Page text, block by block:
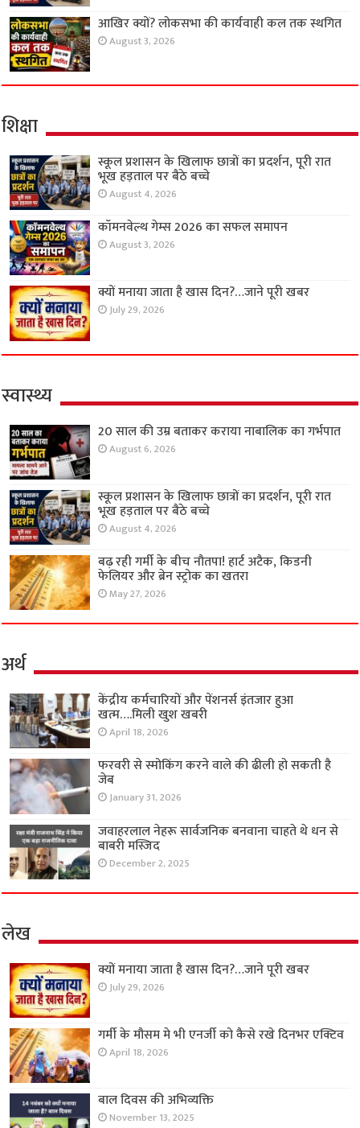
आखिर क्यों? लोकसभा की कार्यवाही कल तक स्थगित
August 3, 2026
शिक्षा
स्कूल प्रशासन के खिलाफ छात्रों का प्रदर्शन, पूरी रात
भूख हड़ताल पर बैठे बच्चे
August 4, 2026
कॉमनवेल्थ गेम्स 2026 का सफल समापन
August 3, 2026
क्यों मनाया जाता है खास दिन?…जाने पूरी खबर
July 29, 2026
स्वास्थ्य
20 साल की उम्र बताकर कराया नाबालिक का गर्भपात
August 6, 2026
स्कूल प्रशासन के खिलाफ छात्रों का प्रदर्शन, पूरी रात
भूख हड़ताल पर बैठे बच्चे
August 4, 2026
बढ़ रही गर्मी के बीच नौतपा! हार्ट अटैक, किडनी
फेलियर और ब्रेन स्ट्रोक का खतरा
May 27, 2026
अर्थ
केंद्रीय कर्मचारियों और पेंशनर्स इंतजार हुआ
खत्म….मिली खुश खबरी
April 18, 2026
फरवरी से स्मोकिंग करने वाले की ढीली हो सकती है
जेब
January 31, 2026
जवाहरलाल नेहरू सार्वजनिक बनवाना चाहते थे धन से
बाबरी मस्जिद
December 2, 2025
लेख
क्यों मनाया जाता है खास दिन?…जाने पूरी खबर
July 29, 2026
गर्मी के मौसम मे भी एनर्जी को कैसे रखे दिनभर एक्टिव
April 18, 2026
बाल दिवस की अभिव्यक्ति
November 13, 2025